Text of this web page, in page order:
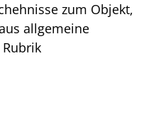
zum Objekt,
allgemeine